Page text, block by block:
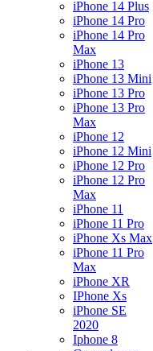
iPhone 14 Plus
iPhone 14 Pro
iPhone 14 Pro
Max
iPhone 13
iPhone 13 Mini
iPhone 13 Pro
iPhone 13 Pro
Max
iPhone 12
iPhone 12 Mini
iPhone 12 Pro
iPhone 12 Pro
Max
iPhone 11
iPhone 11 Pro
iPhone Xs Max
iPhone 11 Pro
Max
iPhone XR
IPhone Xs
iPhone SE
2020
Iphone 8